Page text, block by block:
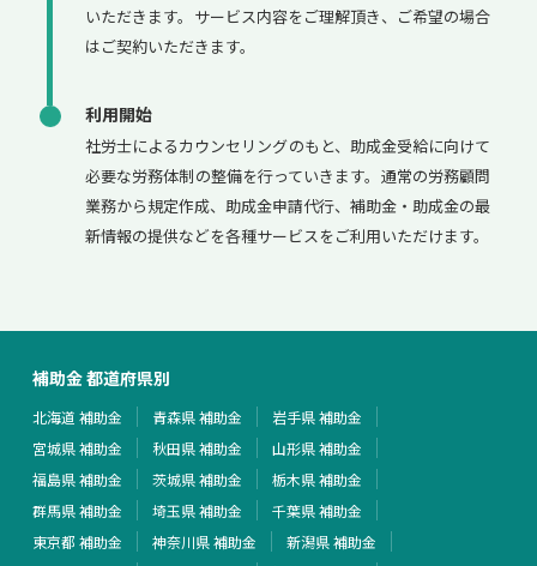
いただきます。サービス内容をご理解頂き、ご希望の場合
はご契約いただきます。
利用開始
社労士によるカウンセリングのもと、助成金受給に向けて
必要な労務体制の整備を行っていきます。通常の労務顧問
業務から規定作成、助成金申請代行、補助金・助成金の最
新情報の提供などを各種サービスをご利用いただけます。
補助金 都道府県別
北海道 補助金 青森県 補助金
岩手県 補助金
宮城県 補助金
秋田県 補助金
山形県 補助金
福島県 補助金
茨城県 補助金
栃木県 補助金
群馬県 補助金
埼玉県 補助金
千葉県 補助金
東京都 補助金
神奈川県 補助金
新潟県 補助金